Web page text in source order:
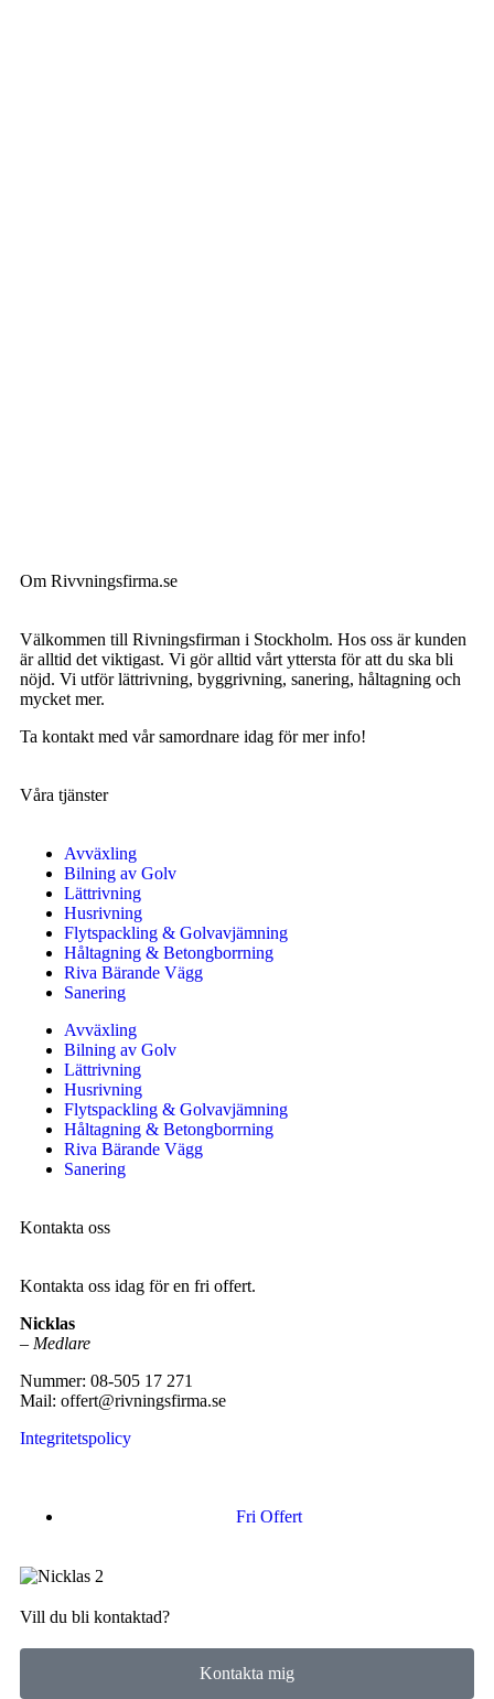
Om Rivvningsfirma.se
Välkommen till Rivningsfirman i Stockholm. Hos oss är kunden
är alltid det viktigast. Vi gör alltid vårt yttersta för att du ska bli
nöjd. Vi utför lättrivning, byggrivning, sanering, håltagning och
mycket mer.
Ta kontakt med vår samordnare idag för mer info!
Våra tjänster
Avväxling
Bilning av Golv
Lättrivning
Husrivning
Flytspackling & Golvavjämning
Håltagning & Betongborrning
Riva Bärande Vägg
Sanering
Avväxling
Bilning av Golv
Lättrivning
Husrivning
Flytspackling & Golvavjämning
Håltagning & Betongborrning
Riva Bärande Vägg
Sanering
Kontakta oss
Kontakta oss idag för en fri offert.
Nicklas
– Medlare
Nummer: 08-505 17 271
Mail: offert@rivningsfirma.se
Integritetspolicy
Fri Offert
Vill du bli kontaktad?
Kontakta mig